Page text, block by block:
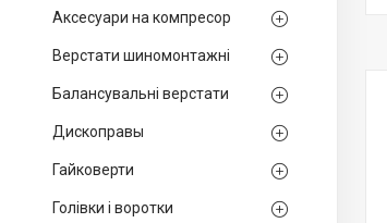
Аксесуари на компресор
Верстати шиномонтажні
Балансувальні верстати
Дископравы
Гайковерти
Голівки і воротки